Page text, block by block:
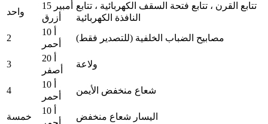
واحد
15 أمبير
أزرق
تتابع القرن ، تتابع فتحة السقف الكهربائية ، تتابع
النافذة الكهربائية
2
10 أ
أحمر
مصابيح الضباب الخلفية (للتصدير فقط)
3
20 أ
أصفر
ولاعة
4
10 أ
أحمر
شعاع منخفض الأيمن
خمسة
10 أ
اليسار شعاع منخفض